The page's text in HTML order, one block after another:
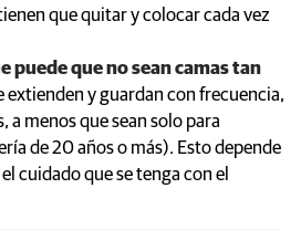
que quitar y colocar cada vez
puede que no sean camas tan
extienden y guardan con frecuencia,
a menos que sean solo para
de 20 años o más). Esto depende
cuidado que se tenga con el